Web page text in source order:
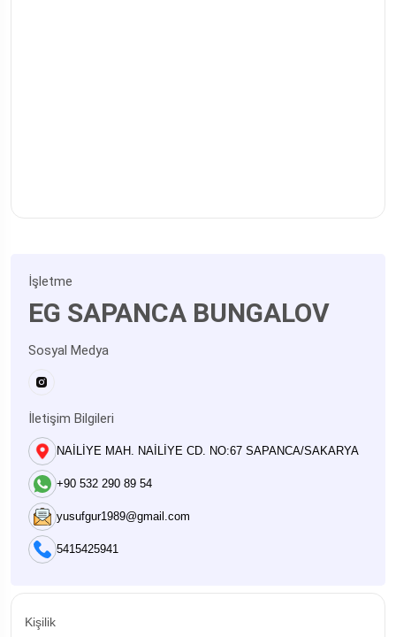
İşletme
EG SAPANCA BUNGALOV
Sosyal Medya
İletişim Bilgileri
NAİLİYE MAH. NAİLİYE CD. NO:67 SAPANCA/SAKARYA
+90 532 290 89 54
yusufgur1989@gmail.com
5415425941
Kişilik